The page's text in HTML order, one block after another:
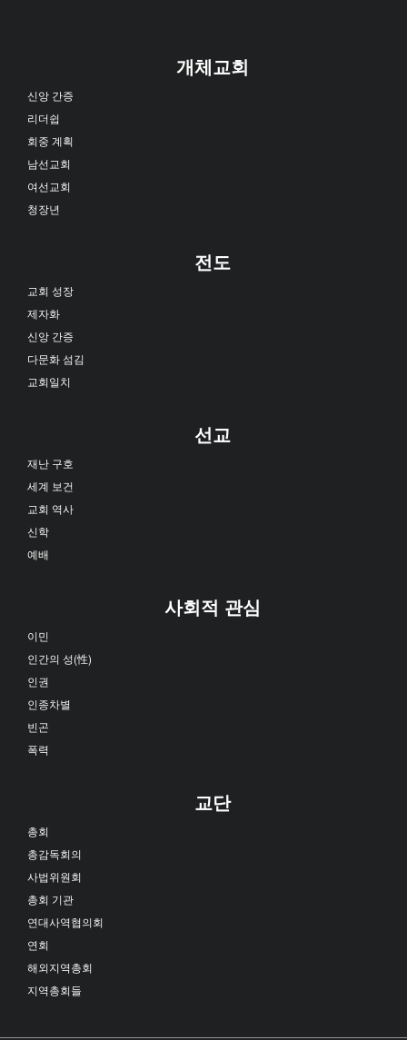
개체교회
신앙 간증
리더쉽
회중 계획
남선교회
여선교회
청장년
전도
교회 성장
제자화
신앙 간증
다문화 섬김
교회일치
선교
재난 구호
세계 보건
교회 역사
신학
예배
사회적 관심
이민
인간의 성(性)
인권
인종차별
빈곤
폭력
교단
총회
총감독회의
사법위원회
총회 기관
연대사역협의회
연회
해외지역총회
지역총회들